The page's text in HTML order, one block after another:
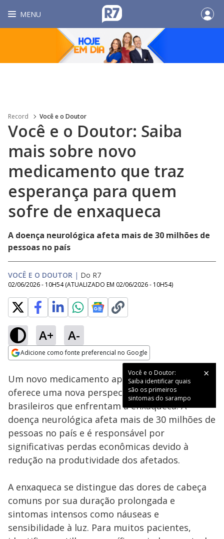
MENU
Record Você e o Doutor
Você e o Doutor: Saiba
mais sobre novo
medicamento que traz
esperança para quem
sofre de enxaqueca
A doença neurológica afeta mais de 30 milhões de
pessoas no país
VOCÊ E O DOUTOR | Do R7
02/06/2026 - 10H54 (ATUALIZADO EM 02/06/2026 - 10H54)
A+ A-
Adicione como fonte preferencial no Google
Você e o Doutor:
Saiba identificar quais
são os primeiros
sintomas do sarampo
Ativar
Loaded :
14.68%
Um novo medicamento aprovado pela Anvisa
oferece uma nova perspectiva para os
brasileiros que enfrentam a enxaqueca. A
doença neurológica afeta mais de 30 milhões de
pessoas no país e é responsável por
significativas perdas econômicas devido à
redução na produtividade dos afetados.
A enxaqueca se distingue das dores de cabeça
comuns por sua duração prolongada e
sintomas intensos como náuseas e
sensibilidade à luz. Para muitos pacientes,